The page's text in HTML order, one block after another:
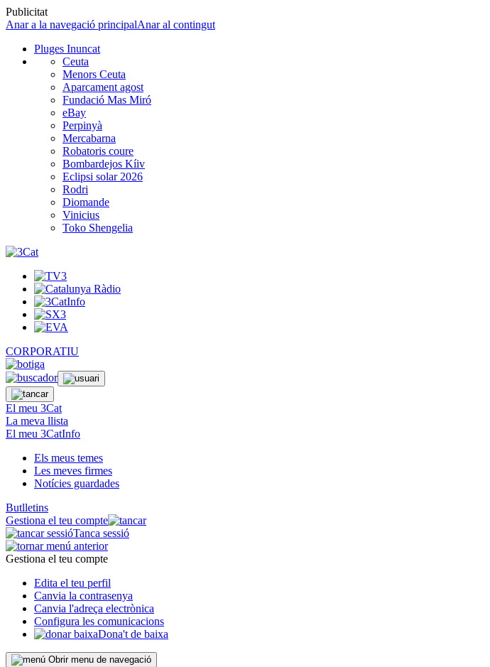
Publicitat
Anar a la navegació principalAnar al contingut
Pluges Inuncat
Ceuta
Menors Ceuta
Aparcament agost
Fundació Mas Miró
eBay
Perpinyà
Mercabarna
Robatoris coure
Bombardejos Kíiv
Eclipsi solar 2026
Rodri
Diomande
Vinicius
Toko Shengelia
CORPORATIU
El meu 3Cat
La meva llista
El meu 3CatInfo
Els meus temes
Les meves firmes
Notícies guardades
Butlletins
Gestiona el teu compte
Tanca sessió
Gestiona el teu compte
Edita el teu perfil
Canvia la contrasenya
Canvia l'adreça electrònica
Configura les comunicacions
Dona't de baixa
Obrir menu de navegació